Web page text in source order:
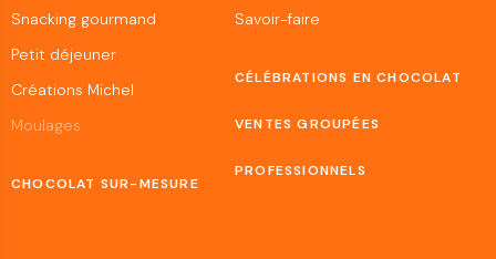
Snacking gourmand
Petit déjeuner
Créations Michel
Moulages
CHOCOLAT SUR-MESURE
Savoir-faire
CÉLÉBRATIONS EN CHOCOLAT
VENTES GROUPÉES
PROFESSIONNELS